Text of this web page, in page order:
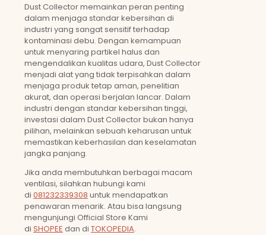
Dust Collector memainkan peran penting
dalam menjaga standar kebersihan di
industri yang sangat sensitif terhadap
kontaminasi debu. Dengan kemampuan
untuk menyaring partikel halus dan
mengendalikan kualitas udara, Dust Collector
menjadi alat yang tidak terpisahkan dalam
menjaga produk tetap aman, penelitian
akurat, dan operasi berjalan lancar. Dalam
industri dengan standar kebersihan tinggi,
investasi dalam Dust Collector bukan hanya
pilihan, melainkan sebuah keharusan untuk
memastikan keberhasilan dan keselamatan
jangka panjang.
Jika anda membutuhkan berbagai macam
ventilasi, silahkan hubungi kami
di 081232339308 untuk mendapatkan
penawaran menarik. Atau bisa langsung
mengunjungi Official Store Kami
di SHOPEE dan di TOKOPEDIA.